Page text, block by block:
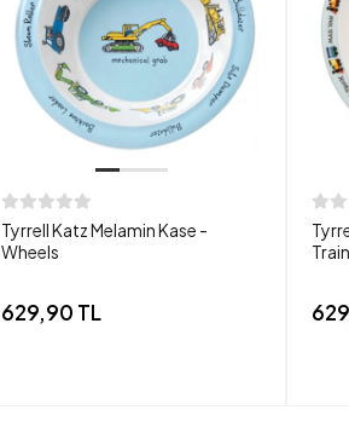
Tyrrell Katz Melamin Kase -
Wheels
629,90 TL